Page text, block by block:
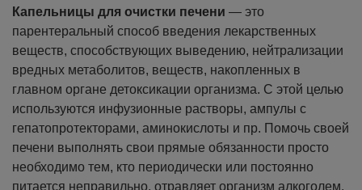
Капельницы для очистки печени — это
парентеральный способ введения лекарственных
веществ, способствующих выведению, нейтрализации
вредных метаболитов, веществ, накопленных в
главном органе детоксикации организма. С этой целью
используются инфузионные растворы, ампулы с
гепатопротекторами, аминокислоты и пр. Помочь своей
печени выполнять свои прямые обязанности просто
необходимо тем, кто периодически или постоянно
питается неправильно, отравляет организм алкоголем,